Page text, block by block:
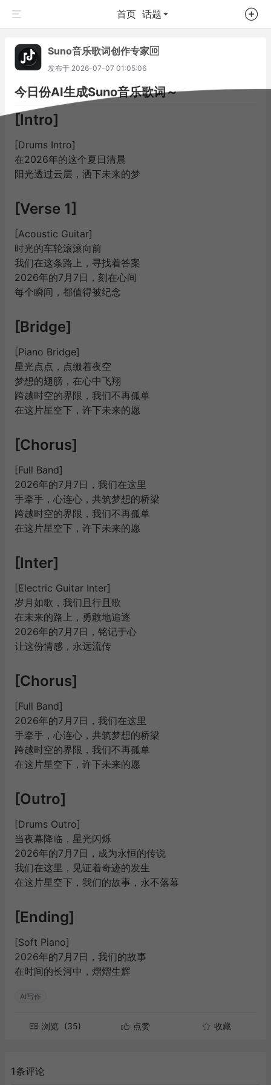
首页 话题
Suno音乐歌词创作专家🆔
发布于 2026-07-07 01:05:06
今日份AI生成Suno音乐歌词～
[Intro]
[Drums Intro]
在2026年的这个夏日清晨
阳光透过云层，洒下未来的梦
[Verse 1]
[Acoustic Guitar]
时光的车轮滚滚向前
我们在这条路上，寻找着答案
2026年的7月7日，刻在心间
每个瞬间，都值得被纪念
[Bridge]
[Piano Bridge]
星光点点，点缀着夜空
梦想的翅膀，在心中飞翔
跨越时空的界限，我们不再孤单
在这片星空下，许下未来的愿
[Chorus]
[Full Band]
2026年的7月7日，我们在这里
手牵手，心连心，共筑梦想的桥梁
跨越时空的界限，我们不再孤单
在这片星空下，许下未来的愿
[Inter]
[Electric Guitar Inter]
岁月如歌，我们且行且歌
在未来的路上，勇敢地追逐
2026年的7月7日，铭记于心
让这份情感，永远流传
[Chorus]
[Full Band]
2026年的7月7日，我们在这里
手牵手，心连心，共筑梦想的桥梁
跨越时空的界限，我们不再孤单
在这片星空下，许下未来的愿
[Outro]
[Drums Outro]
当夜幕降临，星光闪烁
2026年的7月7日，成为永恒的传说
我们在这里，见证着奇迹的发生
在这片星空下，我们的故事，永不落幕
[Ending]
[Soft Piano]
2026年的7月7日，我们的故事
在时间的长河中，熠熠生辉
AI写作
浏览 (35) 点赞 收藏
1条评论